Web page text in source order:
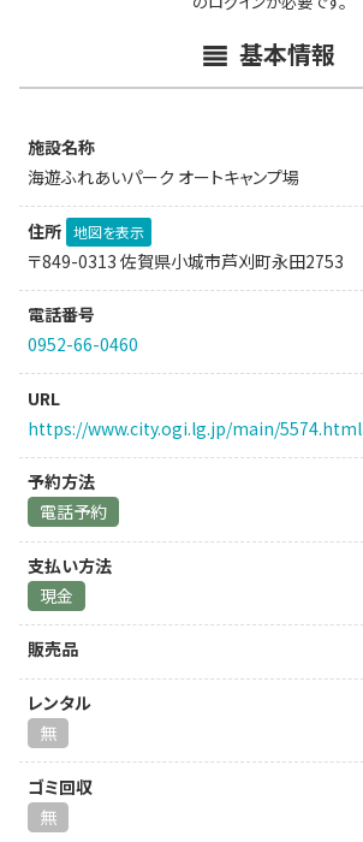
基本情報
施設名称
海遊ふれあいパーク オートキャンプ場
住所 地図を表示
〒849-0313 佐賀県小城市芦刈町永田2753
電話番号
0952-66-0460
URL
https://www.city.ogi.lg.jp/main/5574.html
予約方法
電話予約
支払い方法
現金
販売品
レンタル
無
ゴミ回収
無